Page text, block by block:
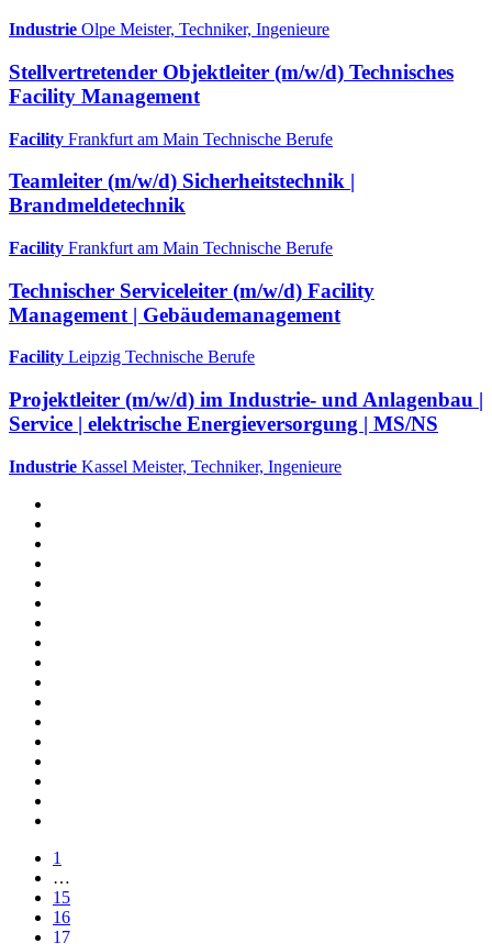
Industrie Olpe Meister, Techniker, Ingenieure
Stellvertretender Objektleiter (m/w/d) Technisches
Facility Management
Facility Frankfurt am Main Technische Berufe
Teamleiter (m/w/d) Sicherheitstechnik |
Brandmeldetechnik
Facility Frankfurt am Main Technische Berufe
Technischer Serviceleiter (m/w/d) Facility
Management | Gebäudemanagement
Facility Leipzig Technische Berufe
Projektleiter (m/w/d) im Industrie- und Anlagenbau |
Service | elektrische Energieversorgung | MS/NS
Industrie Kassel Meister, Techniker, Ingenieure
1
…
15
16
17